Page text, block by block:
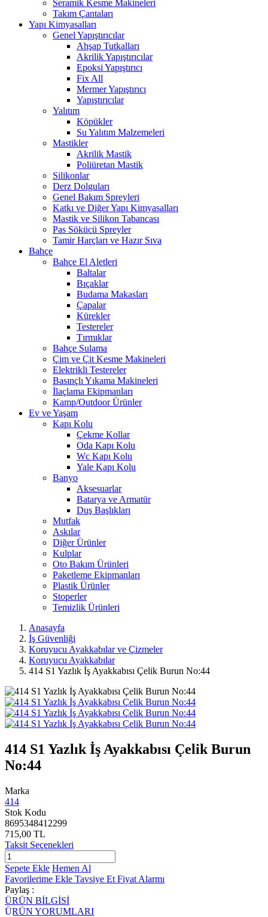
Seramik Kesme Makineleri
Takım Çantaları
Yapı Kimyasalları
Genel Yapıştırıcılar
Ahşap Tutkalları
Akrilik Yapıştırıcılar
Epoksi Yapıştırıcı
Fix All
Mermer Yapıştırıcı
Yapıştırıcılar
Yalıtım
Köpükler
Su Yalıtım Malzemeleri
Mastikler
Akrilik Mastik
Poliüretan Mastik
Silikonlar
Derz Dolguları
Genel Bakım Spreyleri
Katkı ve Diğer Yapı Kimyasalları
Mastik ve Silikon Tabancası
Pas Sökücü Spreyler
Tamir Harçları ve Hazır Sıva
Bahçe
Bahçe El Aletleri
Baltalar
Bıçaklar
Budama Makasları
Çapalar
Kürekler
Testereler
Tırmıklar
Bahçe Sulama
Çim ve Çit Kesme Makineleri
Elektrikli Testereler
Basınçlı Yıkama Makineleri
İlaçlama Ekipmanları
Kamp/Outdoor Ürünler
Ev ve Yaşam
Kapı Kolu
Çekme Kollar
Oda Kapı Kolu
Wc Kapı Kolu
Yale Kapı Kolu
Banyo
Aksesuarlar
Batarya ve Armatür
Duş Başlıkları
Mutfak
Askılar
Diğer Ürünler
Kulplar
Oto Bakım Ürünleri
Paketleme Ekipmanları
Plastik Ürünler
Stoperler
Temizlik Ürünleri
Anasayfa
İş Güvenliği
Koruyucu Ayakkabılar ve Çizmeler
Koruyucu Ayakkabılar
414 S1 Yazlık İş Ayakkabısı Çelik Burun No:44
414 S1 Yazlık İş Ayakkabısı Çelik Burun
No:44
Marka
414
Stok Kodu
8695348412299
715,00 TL
Taksit Seçenekleri
Sepete Ekle Hemen Al
Favorilerime Ekle Tavsiye Et Fiyat Alarmı
Paylaş :
ÜRÜN BİLGİSİ
ÜRÜN YORUMLARI